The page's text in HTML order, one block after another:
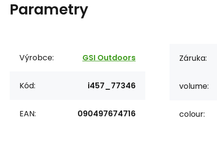
Parametry
Výrobce: GSI Outdoors
Kód: i457_77346
EAN: 090497674716
Záruka:
volume:
colour: